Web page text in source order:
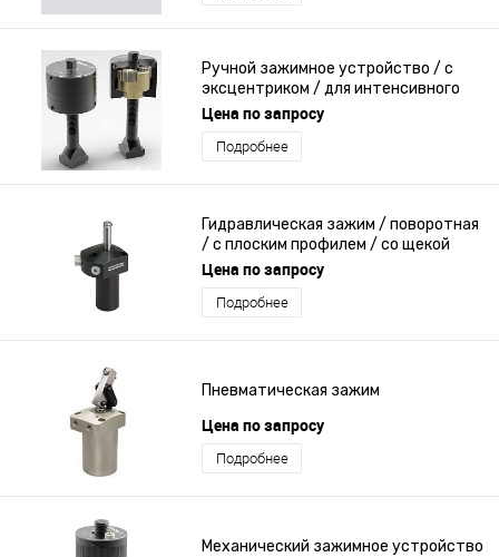
Ручной зажимное устройство / с
эксцентриком / для интенсивного
использования
Цена по запросу
Подробнее
Гидравлическая зажим / поворотная
/ с плоским профилем / со щекой
Цена по запросу
Подробнее
Пневматическая зажим
Цена по запросу
Подробнее
Механический зажимное устройство